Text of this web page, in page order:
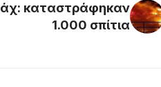
καταστράφηκαν
1.000 σπίτια